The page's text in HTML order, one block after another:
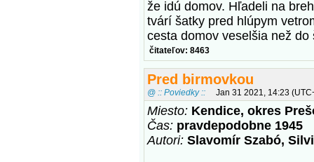
že idú domov. Hľadeli na
tvárí šatky pred hlúpym
cesta domov veselšia než
čitateľov: 8463
Pred birmovkou
@ :: Poviedky :: Jan 31 2021, 14:23
Miesto: Kendice, okres
Čas: pravdepodobne 1945
Autori: Slavomír Szabó,